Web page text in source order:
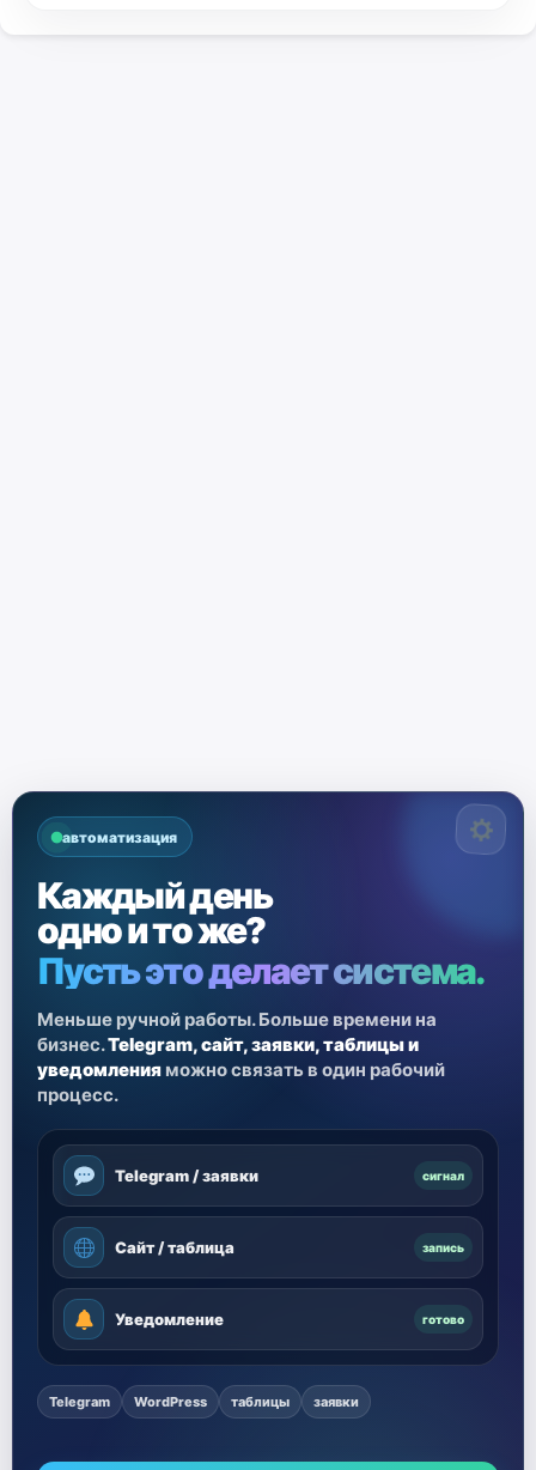
автоматизация
Каждый день
одно и то же?
Пусть это делает система.
Меньше ручной работы. Больше времени на
бизнес.Telegram, сайт, заявки, таблицы и
уведомления можно связать в один рабочий
процесс.
Telegram / заявки сигнал
Сайт / таблица запись
Уведомление готово
Telegram WordPress таблицы заявки